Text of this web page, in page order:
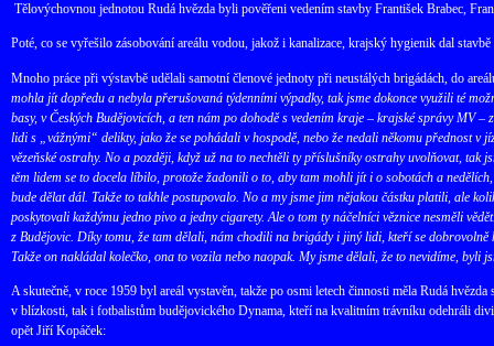
Tělovýchovnou jednotou Rudá hvězda byli pověřeni vedením stavby František Brabec,
Poté, co se vyřešilo zásobování areálu vodou, jakož i kanalizace, krajský hygienik dal
Mnoho práce při výstavbě udělali samotní členové jednoty při neustálých brigádách, do
mohla jít dopředu a nebyla přerušovaná týdenními výpadky, tak jsme dokonce využili té
basy, v Českých Budějovicích, a ten nám po dohodě s vedením kraje – krajské správy MV
lidi s „vážnými“ delikty, jako že se pohádali v hospodě, nebo že nedali někomu přednost
vězeňské ostrahy. No a později, když už na to nechtěli ty příslušníky ostrahy uvolňovat,
těm lidem se to docela líbilo, protože žadonili o to, aby tam mohli jít i o sobotách a
bude dělat dál. Takže to takhle postupovalo. No a my jsme jim nějakou částku platili, ale
poskytovali každýmu jedno pivo a jedny cigarety. Ale o tom ty náčelníci věznice nesměli
z Budějovic. Díky tomu, že tam dělali, nám chodili na brigády i jiný lidi, kteří se
Takže on nakládal kolečko, ona to vozila nebo naopak. My jsme dělali, že to nevidíme, byli
A skutečně, v roce 1959 byl areál vystavěn, takže po osmi letech činnosti měla Rudá
v blízkosti, tak i fotbalistům budějovického Dynama, kteří na kvalitním trávníku odehráli
opět Jiří Kopáček: